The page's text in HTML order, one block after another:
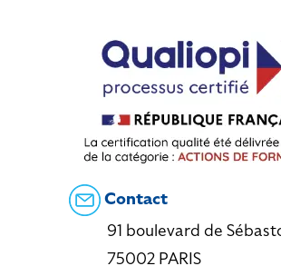
Contact
91 boulevard de
75002 PARIS